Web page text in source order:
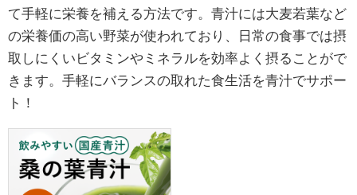
て手軽に栄養を補える方法です。青汁には大麦若葉など
の栄養価の高い野菜が使われており、日常の食事では摂
取しにくいビタミンやミネラルを効率よく摂ることがで
きます。手軽にバランスの取れた食生活を青汁でサポー
ト！